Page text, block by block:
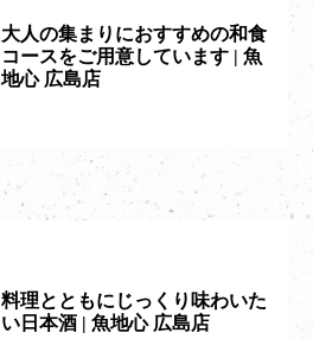
大人の集まりにおすすめの和食
コースをご用意しています | 魚
地心 広島店
料理とともにじっくり味わいた
い日本酒 | 魚地心 広島店